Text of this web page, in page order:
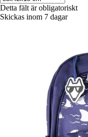
Detta fält är obligatoriskt
Skickas inom 7 dagar